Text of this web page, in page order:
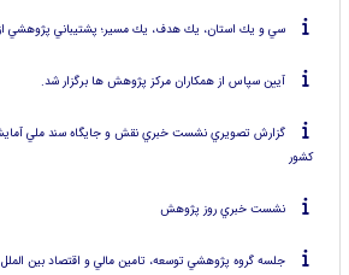
سي و يك استان، يك هدف، يك مسير؛ پشتيباني پژوهشي از
آيين سپاس از همكاران مركز پژوهش ها برگزار شد.
گزارش تصويري نشست خبري نقش و جايگاه سند ملي آمايش
كشور
نشست خبري روز پژوهش
جلسه گروه پژوهشي توسعه، تامين مالي و اقتصاد بين